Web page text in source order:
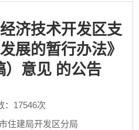
济技术开发区支
展的暂行办法》
）意见 的公告
17546次
住建局开发区分局